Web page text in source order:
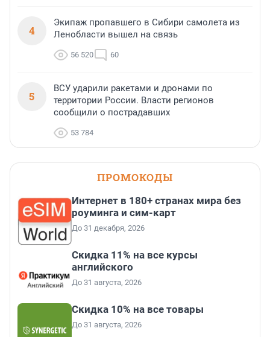
4
Экипаж пропавшего в Сибири самолета из
Ленобласти вышел на связь
56 520 60
5
ВСУ ударили ракетами и дронами по
территории России. Власти регионов
сообщили о пострадавших
53 784
ПРОМОКОДЫ
Интернет в 180+ странах мира без
роуминга и сим-карт
До 31 декабря, 2026
Скидка 11% на все курсы
английского
До 31 августа, 2026
Скидка 10% на все товары
До 31 августа, 2026